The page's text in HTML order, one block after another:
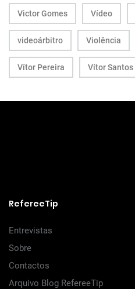
Victor Gomes Vídeo
videoárbitro Violência
Vítor Pereira Vítor Santos
RefereeTip
Entrevistas
Sobre
Contactos
Arquivo Blog RefereeTip